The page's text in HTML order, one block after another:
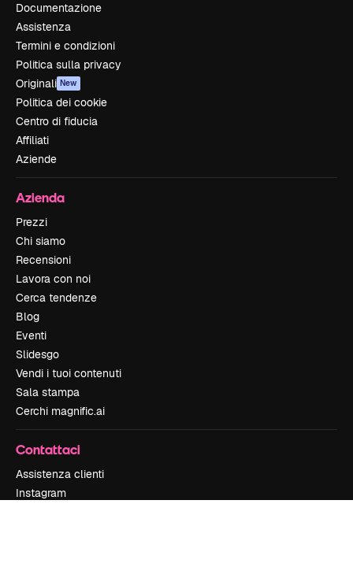
Documentazione
Assistenza
Termini e condizioni
Politica sulla privacy
Originali New
Politica dei cookie
Centro di fiducia
Affiliati
Aziende
Azienda
Prezzi
Chi siamo
Recensioni
Lavora con noi
Cerca tendenze
Blog
Eventi
Slidesgo
Vendi i tuoi contenuti
Sala stampa
Cerchi magnific.ai
Contattaci
Assistenza clienti
Instagram